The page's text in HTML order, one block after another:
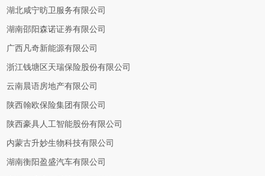
湖北咸宁昉卫服务有限公司
湖南邵阳森诺证券有限公司
广西凡奇新能源有限公司
浙江钱塘区天瑞保险股份有限公司
云南晨语房地产有限公司
陕西翰欧保险集团有限公司
陕西豪具人工智能股份有限公司
内蒙古升妙生物科技有限公司
湖南衡阳盈盛汽车有限公司